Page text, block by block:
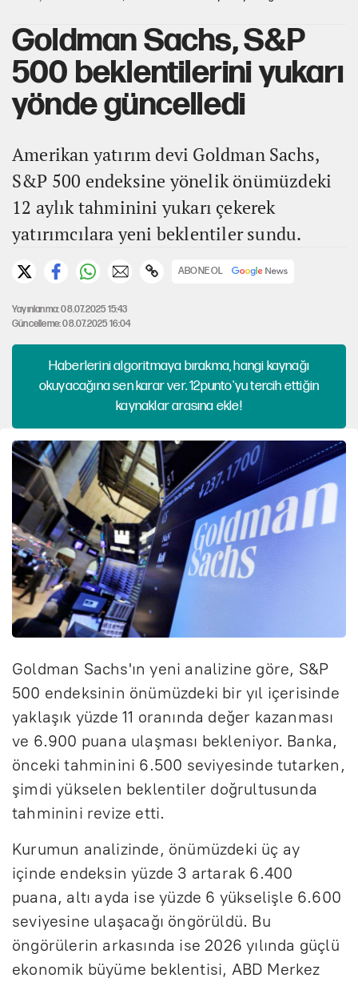
Goldman Sachs, S&P
500 beklentilerini yukarı
yönde güncelledi
Amerikan yatırım devi Goldman Sachs,
S&P 500 endeksine yönelik önümüzdeki
12 aylık tahminini yukarı çekerek
yatırımcılara yeni beklentiler sundu.
ABONE OL
Yayınlanma: 08.07.2025 15:43
Güncelleme: 08.07.2025 16:04
Haberlerini algoritmaya bırakma, hangi kaynağı
okuyacağına sen karar ver. 12punto'yu tercih ettiğin
kaynaklar arasına ekle!
Goldman Sachs'ın yeni analizine göre, S&P
500 endeksinin önümüzdeki bir yıl içerisinde
yaklaşık yüzde 11 oranında değer kazanması
ve 6.900 puana ulaşması bekleniyor. Banka,
önceki tahminini 6.500 seviyesinde tutarken,
şimdi yükselen beklentiler doğrultusunda
tahminini revize etti.
Kurumun analizinde, önümüzdeki üç ay
içinde endeksin yüzde 3 artarak 6.400
puana, altı ayda ise yüzde 6 yükselişle 6.600
seviyesine ulaşacağı öngörüldü. Bu
öngörülerin arkasında ise 2026 yılında güçlü
ekonomik büyüme beklentisi, ABD Merkez